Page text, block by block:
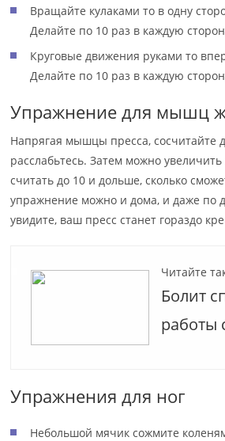
Вращайте кулаками то в одну
Делайте по 10 раз в каждую
Круговые движения руками то
Делайте по 10 раз в каждую
Упражнение для мышц
Напрягая мышцы пресса, сосчитайте
расслабьтесь. Затем можно
считать до 10 и дольше, сколько
упражнение можно и дома, и даже по
увидите, ваш пресс станет гораздо
Читайте
Болит
работы
Упражнения для ног
Небольшой мячик сожмите